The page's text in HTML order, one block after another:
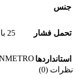
جنس
تحمل فشار 25 بار فشار تا دمای 300 درجه سلسیوس
استانداردها
نظرات (0)